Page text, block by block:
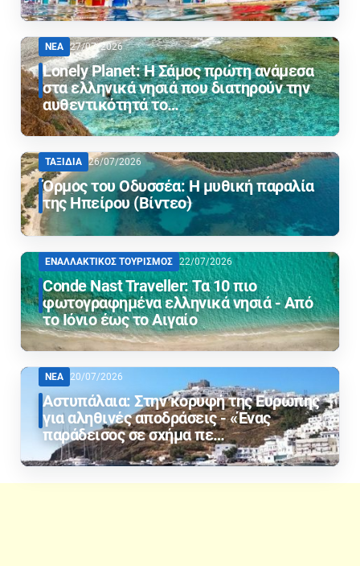
ΝΕΑ 27/07/2026
Lonely Planet: Η Σάμος πρώτη ανάμεσα
στα ελληνικά νησιά που διατηρούν την
αυθεντικότητά το…
ΤΑΞΙΔΙΑ 26/07/2026
Όρμος του Οδυσσέα: Η μυθική παραλία
της Ηπείρου (Βίντεο)
ΕΝΑΛΛΑΚΤΙΚΟΣ ΤΟΥΡΙΣΜΟΣ 22/07/2026
Conde Nast Traveller: Τα 10 πιο
φωτογραφημένα ελληνικά νησιά - Από
το Ιόνιο έως το Αιγαίο
ΝΕΑ 20/07/2026
Αστυπάλαια: Στην κορυφή της Ευρώπης
για αληθινές αποδράσεις - «Ένας
παράδεισος σε σχήμα πε…